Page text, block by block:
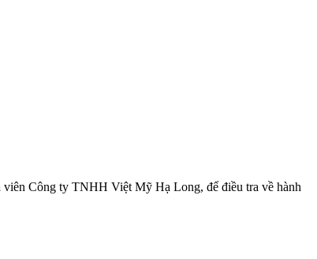
Công ty TNHH Việt Mỹ Hạ Long, để điều tra về hành